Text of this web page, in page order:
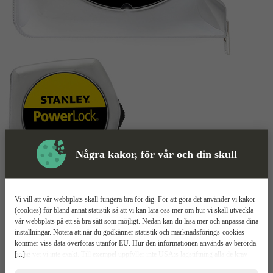
Några kakor, för vår och din skull
[...]
Vi vill att vår webbplats skall fungera bra för dig. För att göra det använder vi kakor
(cookies) för bland annat statistik så att vi kan lära oss mer om hur vi skall utveckla
vår webbplats på ett så bra sätt som möjligt. Nedan kan du läsa mer och anpassa dina
inställningar. Notera att när du godkänner statistik och marknadsförings-cookies
kommer viss data överföras utanför EU. Hur den informationen används av berörda
bolag vet vi inte exakt. Till exempel uppfyller inte USA:s lagstiftning alla de krav
Stanley PowerLock
Stryktålig design